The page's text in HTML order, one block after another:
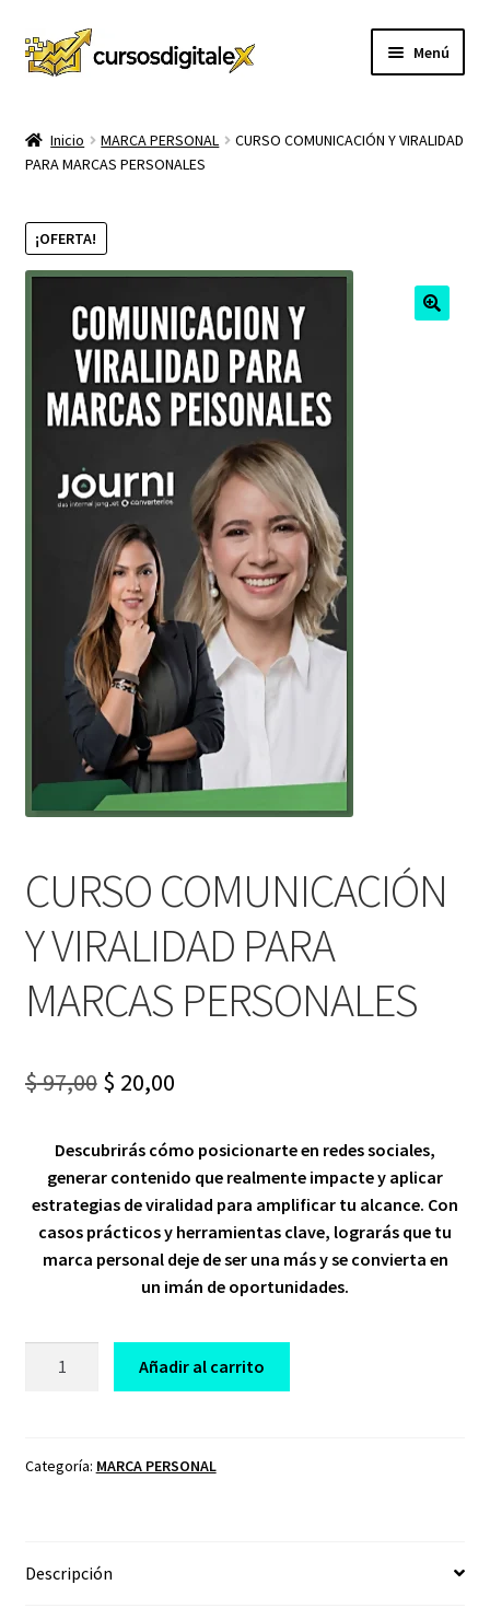
Ir
a
Ir
al
Menú
TIENDA
CURSOS
hijo
MEMBRESIA
MI CUENTA
CARRITO
Inicio MARCA PERSONAL
CURSO COMUNICACIÓN Y VIRALIDAD
PARA MARCAS PERSONALES
¡OFERTA!
CURSO COMUNICACIÓN
Y VIRALIDAD PARA
MARCAS PERSONALES
$97,00 Original
was:
$ 97,00.
$ 20,00Current
is:
$ 20,00.
Descubrirás cómo posicionarte en redes sociales,
generar contenido que realmente impacte y aplicar
estrategias de viralidad para amplificar tu alcance. Con
casos prácticos y herramientas clave, lograrás que tu
marca personal deje de ser una más y se convierta en
un imán de oportunidades.
PARA
Añadir al carrito
Categoría: MARCA PERSONAL
Descripción